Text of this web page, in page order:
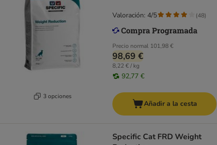
3 opciones
Precio normal 101,98 €
98,69 €
8,22 € / kg
92,77 €
Valoración: 4/5 (48)
Añadir a la cesta
Specific Cat FRD Weight